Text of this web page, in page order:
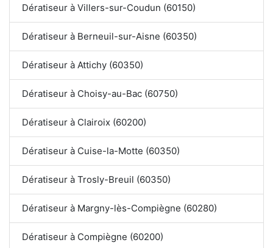
Dératiseur à Villers-sur-Coudun (60150)
Dératiseur à Berneuil-sur-Aisne (60350)
Dératiseur à Attichy (60350)
Dératiseur à Choisy-au-Bac (60750)
Dératiseur à Clairoix (60200)
Dératiseur à Cuise-la-Motte (60350)
Dératiseur à Trosly-Breuil (60350)
Dératiseur à Margny-lès-Compiègne (60280)
Dératiseur à Compiègne (60200)